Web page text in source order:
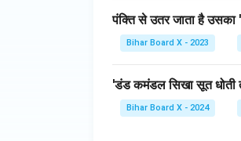
पंक्ति से उतर जाता है
Bihar Board X - 2023
'डंड कमंडल सिखा सूत धोती
Bihar Board X - 2024